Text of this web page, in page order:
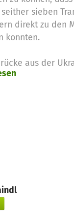
sieben
direkt zu den
konnten.
aus der
Bildergalerie
sind.